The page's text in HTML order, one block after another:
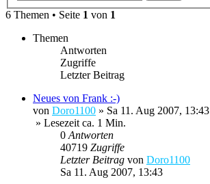
6 Themen • Seite 1 von 1
Themen
Antworten
Zugriffe
Letzter Beitrag
Neues von Frank :-)
von Doro1100 » Sa 11. Aug 2007, 13:43
» Lesezeit ca. 1 Min.
0Antworten
40719 Zugriffe
Letzter Beitrag von Doro1100
Sa 11. Aug 2007, 13:43